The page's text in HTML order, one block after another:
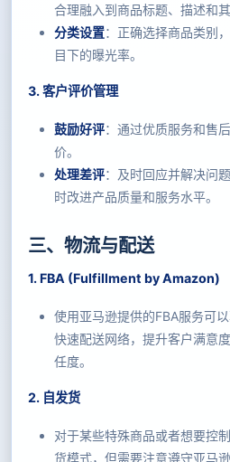
合理融入到商品标题、描述和其
分类设置：正确选择商品类别
目下的曝光率。
3. 客户评价管理
鼓励好评：通过优质服务和售
价。
处理差评：及时回应并解决问
时改进产品质量和服务水平。
三、物流与配送
1. FBA (Fulfillment by Amazon)
使用亚马逊提供的FBA服务可
快速配送网络，提升客户满意
任度。
2. 自发货
对于某些特殊商品或者想要控
货模式，但需要注意遵守亚马